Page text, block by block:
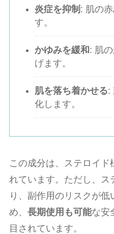
炎症を抑制 : 肌の
す。
かゆみを緩和: 肌
げます。
肌を落ち着かせる:
化します。
この成分は、ステロイド
れています。ただし、ス
り、副作用のリスクが
め、 長期使用も可能な安
目されています。